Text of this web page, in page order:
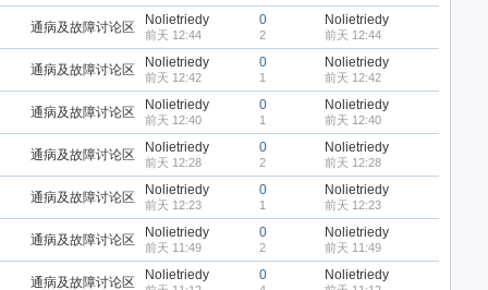
通病及故障讨论区 Nolietriedy
前天 12:44
0
2
Nolietriedy
前天 12:44
通病及故障讨论区 Nolietriedy
前天 12:42
0
1
Nolietriedy
前天 12:42
通病及故障讨论区 Nolietriedy
前天 12:40
0
1
Nolietriedy
前天 12:40
通病及故障讨论区 Nolietriedy
前天 12:28
0
2
Nolietriedy
前天 12:28
通病及故障讨论区 Nolietriedy
前天 12:23
0
1
Nolietriedy
前天 12:23
通病及故障讨论区 Nolietriedy
前天 11:49
0
2
Nolietriedy
前天 11:49
通病及故障讨论区 Nolietriedy 0 Nolietriedy